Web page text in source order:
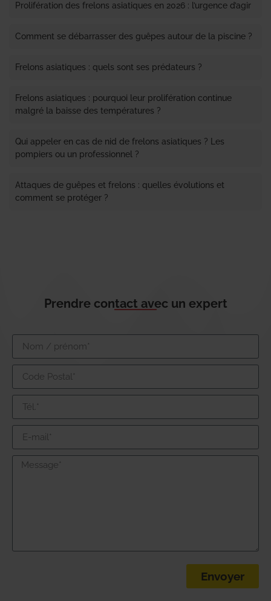
Prolifération des frelons asiatiques en 2026 : l’urgence d’agir
Comment se débarrasser des guêpes autour de la piscine ?
Frelons asiatiques : quels sont ses prédateurs ?
Frelons asiatiques : pourquoi leur prolifération continue
malgré la baisse des températures ?
Qui appeler en cas de nid de frelons asiatiques ? Les
pompiers ou un professionnel ?
Attaques de guêpes et frelons : quelles évolutions et
comment se protéger ?
Prendre contact avec un expert
Envoyer